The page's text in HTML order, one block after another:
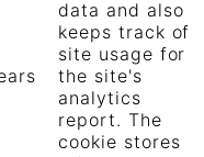
data and also
keeps track of
site usage for
the site's
analytics
report. The
cookie stores